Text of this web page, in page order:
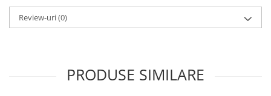
Review-uri(0)
PRODUSE SIMILARE